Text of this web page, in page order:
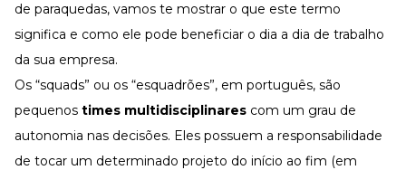
Recursos Humanos
Fortaleça a cultura organizacional
Treinamento de Produto
Desenvolva a sua equipe
Materiais Gratuitos
Materiais Gratuitos
de paraquedas, vamos te mostrar o que este termo
significa e como ele pode beneficiar o dia a dia de trabalho
da sua empresa.
Os “squads” ou os “esquadrões”, em português, são
pequenos times multidisciplinares com um grau de
autonomia nas decisões. Eles possuem a responsabilidade
de tocar um determinado projeto do início ao fim (em